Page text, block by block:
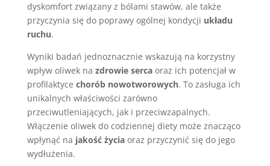
dyskomfort związany z bólami stawów, ale także
przyczynia się do poprawy ogólnej kondycji układu
ruchu.
Wyniki badań jednoznacznie wskazują na korzystny
wpływ oliwek na zdrowie sercaoraz ich potencjał w
profilaktyce chorób nowotworowych. To zasługa ich
unikalnych właściwości zarówno
przeciwutleniających, jak i przeciwzapalnych.
Włączenie oliwek do codziennej diety może znacząco
wpłynąć na jakość życiaoraz przyczynić się do jego
wydłużenia.